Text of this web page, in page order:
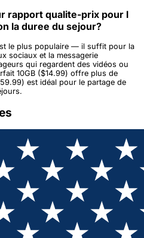
rapport qualite-prix pour l
la duree du sejour?
le plus populaire — il suffit pour la
sociaux et la messagerie
qui regardent des vidéos ou
10GB ($14.99) offre plus de
est idéal pour le partage de